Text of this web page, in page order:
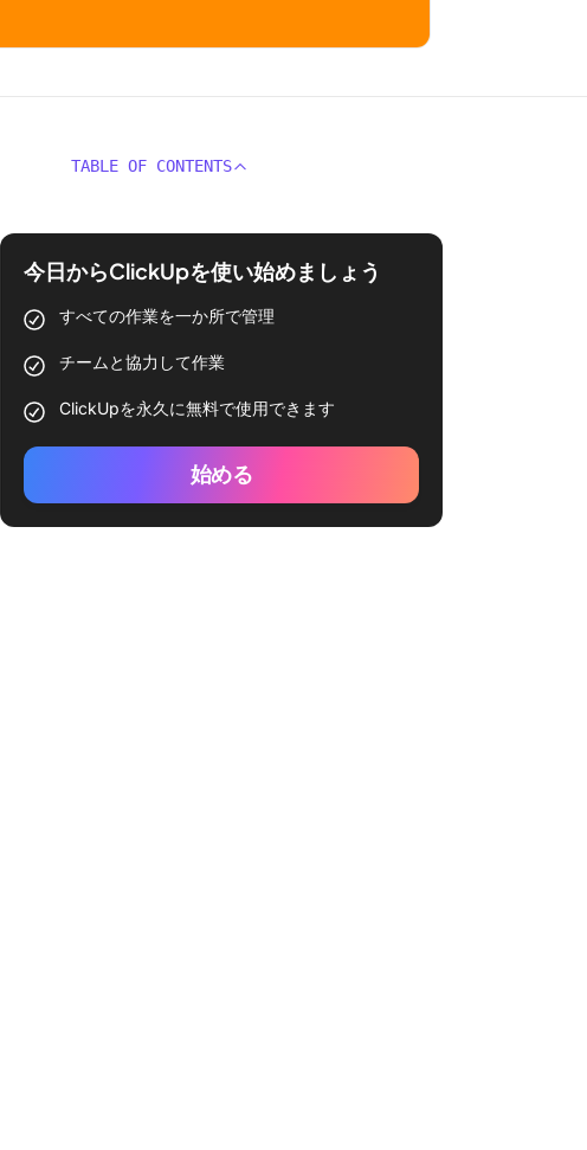
TABLE OF CONTENTS
今日からClickUpを使い始めましょう
すべての作業を一か所で管理
チームと協力して作業
ClickUpを永久に無料で使用できます
始める